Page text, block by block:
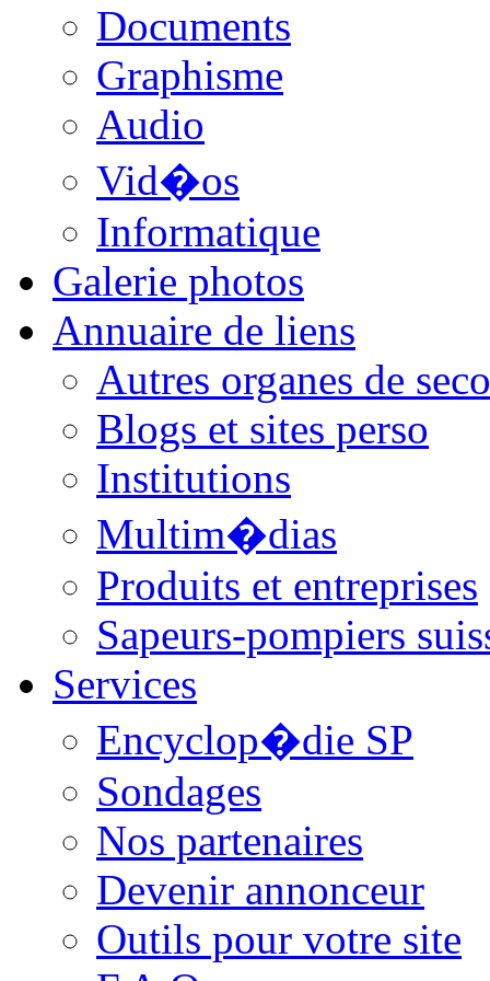
Documents
Graphisme
Audio
Vid�os
Informatique
Galerie photos
Annuaire de liens
Autres organes de
Blogs et sites perso
Institutions
Multim�dias
Produits et entreprises
Sapeurs-pompiers
Services
Encyclop�die SP
Sondages
Nos partenaires
Devenir annonceur
Outils pour votre site